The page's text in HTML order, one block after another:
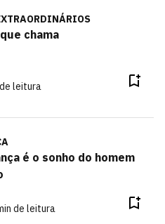
chama
leitura
é o sonho do homem
de leitura